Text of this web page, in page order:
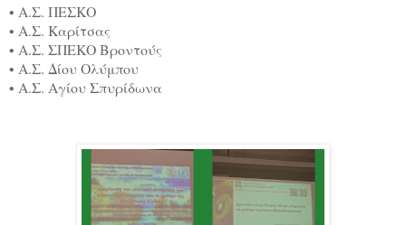
• Α.Σ. ΠΕΣΚΟ
• Α.Σ. Καρίτσας
• Α.Σ. ΣΠΕΚΟΒροντούς
• Α.Σ. Δίου Ολύμπου
• Α.Σ. Αγίου Σπυρίδωνα